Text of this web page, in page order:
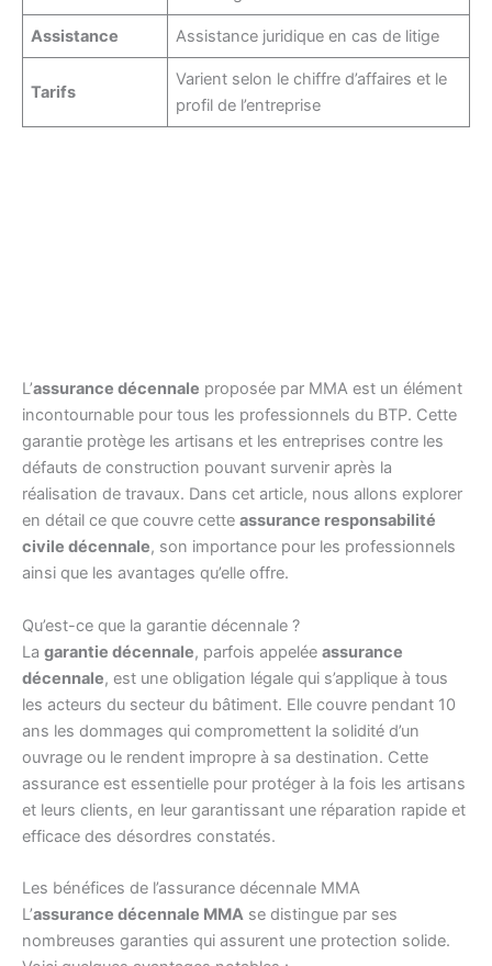
Assistance Assistance juridique en cas de litige
Tarifs
Varient selon le chiffre d’affaires et le
profil de l’entreprise
L’assurance décennale proposée par MMA est un élément
incontournable pour tous les professionnels du BTP. Cette
garantie protège les artisans et les entreprises contre les
défauts de construction pouvant survenir après la
réalisation de travaux. Dans cet article, nous allons explorer
en détail ce que couvre cette assurance responsabilité
civile décennale, son importance pour les professionnels
ainsi que les avantages qu’elle offre.
Qu’est-ce que la garantie décennale ?
La garantie décennale, parfois appelée assurance
décennale, est une obligation légale qui s’applique à tous
les acteurs du secteur du bâtiment. Elle couvre pendant 10
ans les dommages qui compromettent la solidité d’un
ouvrage ou le rendent impropre à sa destination. Cette
assurance est essentielle pour protéger à la fois les artisans
et leurs clients, en leur garantissant une réparation rapide et
efficace des désordres constatés.
Les bénéfices de l’assurance décennale MMA
L’assurance décennale MMA se distingue par ses
nombreuses garanties qui assurent une protection solide.